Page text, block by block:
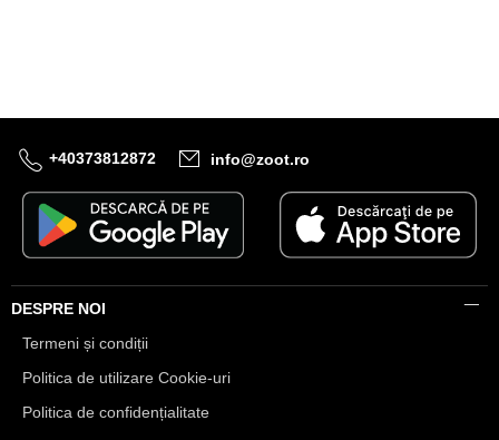
+40373812872 info@zoot.ro
DESPRE NOI
Termeni și condiții
Politica de utilizare Cookie-uri
Politica de confidențialitate